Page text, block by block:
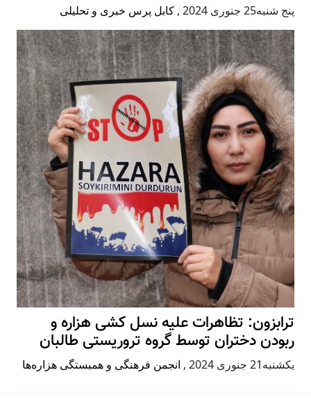
پنج شنبه25 جنوری 2024 , کابل پرس خبری و تحلیلی
ترابزون: تظاهرات علیه نسل کشی هزاره و
ربودن دختران توسط گروه تروریستی طالبان
يكشنبه21 جنوری 2024 , انجمن فرهنگی و همبستگی هزاره‌ها